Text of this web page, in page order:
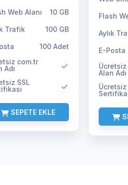
Web Alanı 10 GB
Trafik 100 GB
100 Adet
com.tr
Adı
SSL
SEPETE EKLE
Flash
Aylık
E-Posta
Alan Adı
Ücretsiz